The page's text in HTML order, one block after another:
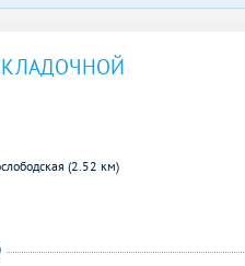
(2.52 км)